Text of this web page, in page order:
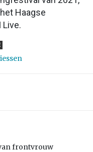
Haagse
frontvrouw